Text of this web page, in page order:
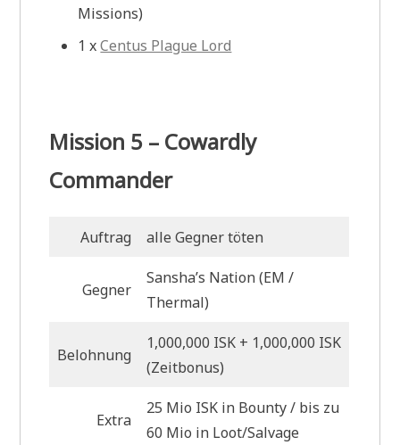
Missions)
1 xCentus Plague Lord
Mission 5 – Cowardly
Commander
Auftrag alle Gegner töten
Gegner
Sansha’s Nation (EM /
Thermal)
Belohnung
1,000,000 ISK + 1,000,000 ISK
(Zeitbonus)
Extra
25 Mio ISK in Bounty / bis zu
60 Mio in Loot/Salvage